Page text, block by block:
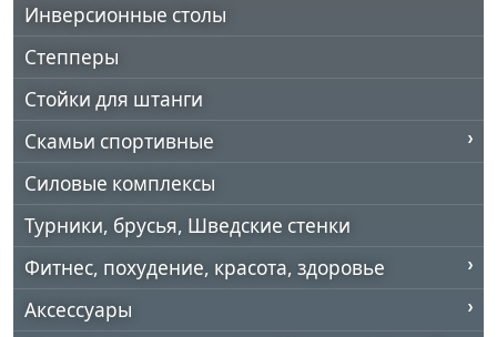
Инверсионные столы
Степперы
Стойки для штанги
Скамьи спортивные
Силовые комплексы
Турники, брусья, Шведские стенки
Фитнес, похудение, красота, здоровье
Аксессуары